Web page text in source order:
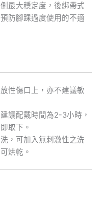
最大穩定度，後綁帶式
防腳踝過度使用的不適
性傷口上，亦不建議敏
議配戴時間為2-3小時，
取下。
，可加入無刺激性之洗
烘乾。